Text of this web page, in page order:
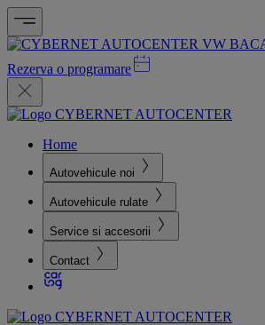
Rezerva o programare
Home
Autovehicule noi
Autovehicule rulate
Service si accesorii
Contact